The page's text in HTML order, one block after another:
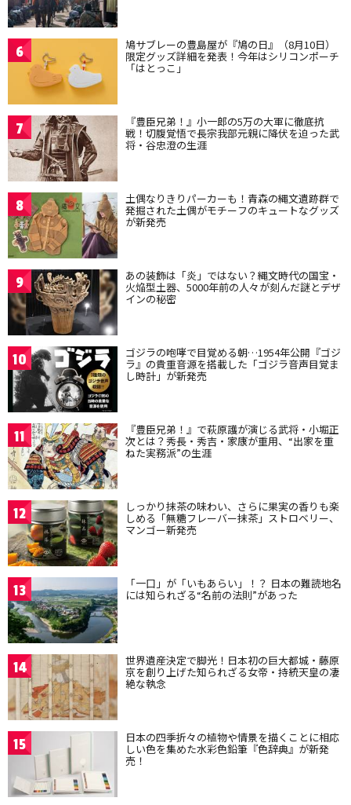
6 鳩サブレーの豊島屋が『鳩の日』（8月10日）
限定グッズ詳細を発表！今年はシリコンポーチ
「はとっこ」
7 『豊臣兄弟！』小一郎の5万の大軍に徹底抗
戦！切腹覚悟で長宗我部元親に降伏を迫った武
将・谷忠澄の生涯
8 土偶なりきりパーカーも！青森の縄文遺跡群で
発掘された土偶がモチーフのキュートなグッズ
が新発売
9 あの装飾は「炎」ではない？縄文時代の国宝・
火焔型土器、5000年前の人々が刻んだ謎とデザ
インの秘密
10 ゴジラの咆哮で目覚める朝…1954年公開『ゴジ
ラ』の貴重音源を搭載した「ゴジラ音声目覚ま
し時計」が新発売
11 『豊臣兄弟！』で萩原護が演じる武将・小堀正
次とは？秀長・秀吉・家康が重用、“出家を重
ねた実務派”の生涯
12 しっかり抹茶の味わい、さらに果実の香りも楽
しめる「無糖フレーバー抹茶」ストロベリー、
マンゴー新発売
13 「一口」が「いもあらい」！？ 日本の難読地名
には知られざる“名前の法則”があった
14 世界遺産決定で脚光！日本初の巨大都城・藤原
京を創り上げた知られざる女帝・持統天皇の凄
絶な執念
15 日本の四季折々の植物や情景を描くことに相応
しい色を集めた水彩色鉛筆『色辞典』が新発
売！